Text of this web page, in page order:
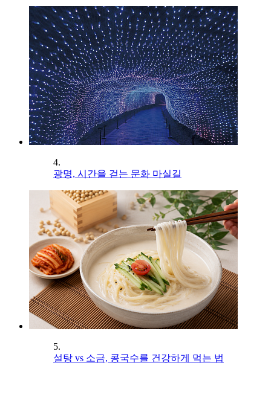
4.
광명, 시간을 걷는 문화 마실길
5.
설탕 vs 소금, 콩국수를 건강하게 먹는 법